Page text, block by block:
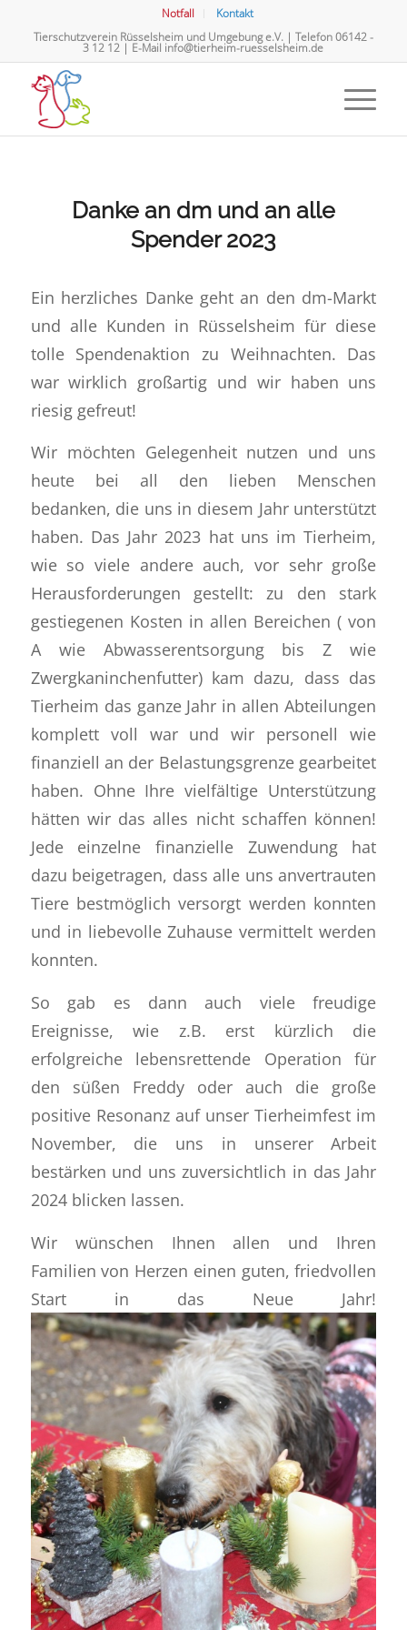
Notfall
Kontakt
Tierschutzverein Rüsselsheim und Umgebung e.V. | Telefon06142 -
3 12 12 | E-Mail info@tierheim-ruesselsheim.de
Danke an dm und an alle
Spender 2023
Ein herzliches Danke geht an den dm-Markt
und alle Kunden in Rüsselsheim für diese
tolle Spendenaktion zu Weihnachten. Das
war wirklich großartig und wir haben uns
riesig gefreut!
Wir möchten Gelegenheit nutzen und uns
heute bei all den lieben Menschen
bedanken, die uns in diesem Jahr unterstützt
haben. Das Jahr 2023 hat uns im Tierheim,
wie so viele andere auch, vor sehr große
Herausforderungen gestellt: zu den stark
gestiegenen Kosten in allen Bereichen ( von
A wie Abwasserentsorgung bis Z wie
Zwergkaninchenfutter) kam dazu, dass das
Tierheim das ganze Jahr in allen Abteilungen
komplett voll war und wir personell wie
finanziell an der Belastungsgrenze gearbeitet
haben. Ohne Ihre vielfältige Unterstützung
hätten wir das alles nicht schaffen können!
Jede einzelne finanzielle Zuwendung hat
dazu beigetragen, dass alle uns anvertrauten
Tiere bestmöglich versorgt werden konnten
und in liebevolle Zuhause vermittelt werden
konnten.
So gab es dann auch viele freudige
Ereignisse, wie z.B. erst kürzlich die
erfolgreiche lebensrettende Operation für
den süßen Freddy oder auch die große
positive Resonanz auf unser Tierheimfest im
November, die uns in unserer Arbeit
bestärken und uns zuversichtlich in das Jahr
2024 blicken lassen.
Wir wünschen Ihnen allen und Ihren
Familien von Herzen einen guten, friedvollen
Start in das Neue Jahr!